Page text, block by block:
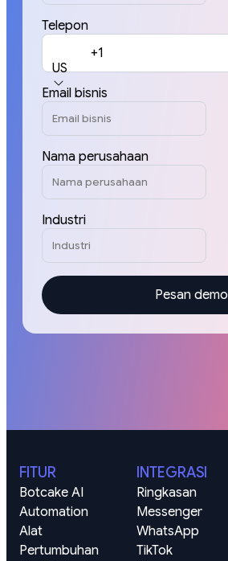
Telepon
US
+1
Email bisnis
Nama perusahaan
Industri
Pesan demo
FITUR
Botcake AI
Automation
Alat
Pertumbuhan
INTEGRASI
Ringkasan
Messenger
WhatsApp
TikTok